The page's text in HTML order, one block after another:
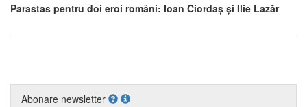
Parastas pentru doi eroi români: Ioan Ciordaș și Ilie Lazăr
Abonare newsletter